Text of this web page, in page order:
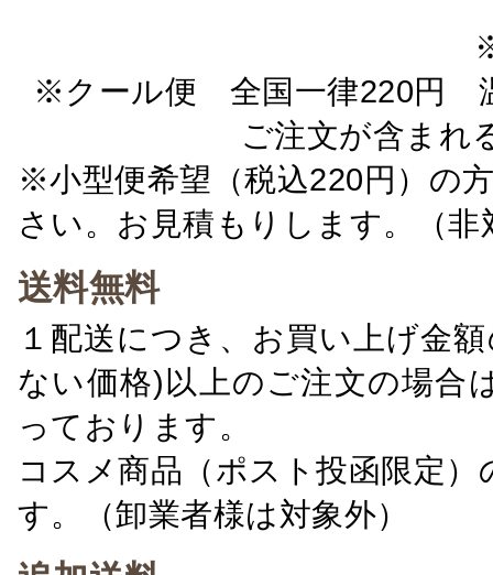
※クール便 全国一律220円
ご注文が含ま
※小型便希望（税込220円）の
さい。お見積もりします。（非
送料無料
１配送につき、お買い上げ金
ない価格)以上のご注文の場合
っております。
コスメ商品（ポスト投函限定
す。（卸業者様は対象外）